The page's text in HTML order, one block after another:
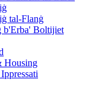
tal-Flanġ
b'Erba' Boltijiet
Housing